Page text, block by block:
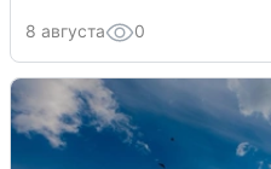
8 августа 0